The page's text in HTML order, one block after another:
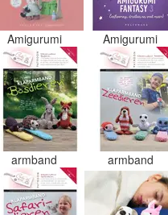
Amigurumi Amigurumi
armband armband